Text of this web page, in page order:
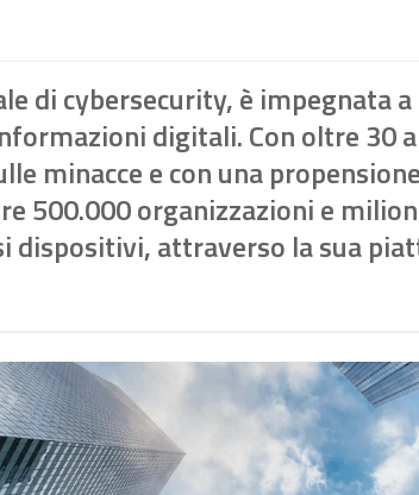
di cybersecurity, è impegnata
digitali. Con oltre 30
minacce e con una
500.000 organizzazioni e
dispositivi, attraverso la sua